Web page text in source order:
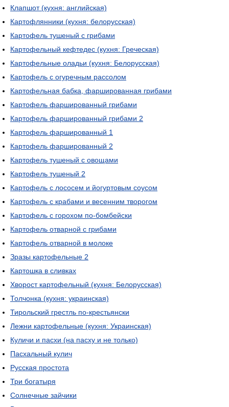
Клапшот (кухня: английская)
Картофлянники (кухня: белорусская)
Картофель тушеный с грибами
Картофельный кефтедес (кухня: Греческая)
Картофельные оладьи (кухня: Белорусская)
Картофель с огуречным рассолом
Картофельная бабка, фаршированная грибами
Картофель фаршированный грибами
Картофель фаршированный грибами 2
Картофель фаршированный 1
Картофель фаршированный 2
Картофель тушеный с овощами
Картофель тушеный 2
Картофель с лососем и йогуртовым соусом
Картофель с крабами и весенним творогом
Картофель с горохом по-бомбейски
Картофель отварной с грибами
Картофель отварной в молоке
Зразы картофельные 2
Картошка в сливках
Хворост картофельный (кухня: Белорусская)
Толчонка (кухня: украинская)
Тирольский грестль по-крестьянски
Лежни картофельные (кухня: Украинская)
Куличи и пасхи (на пасху и не только)
Пасхальный кулич
Русская простота
Три богатыря
Солнечные зайчики